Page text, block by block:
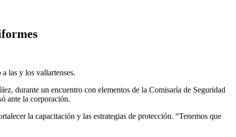
las y los vallartenses.
durante un encuentro con elementos de la Comisaría de Seguridad
ante la corporación.
la capacitación y las estrategias de protección. “Tenemos que